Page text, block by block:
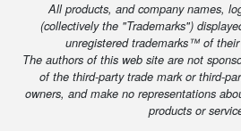
All products, and company names,
(collectively the "Trademarks")
unregistered trademarks™ of their
The authors of this web site are not
of the third-party trade mark or third-
owners, and make no representations
products or